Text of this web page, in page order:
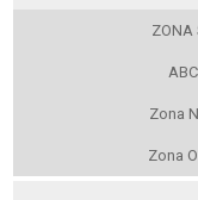
ZONA
Zona
Zona